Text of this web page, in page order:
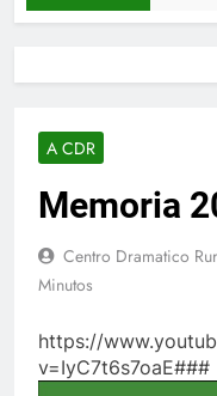
A CDR
Memoria
Centro Dramatico
Minutos
https://
v=IyC7t6s7oaE###